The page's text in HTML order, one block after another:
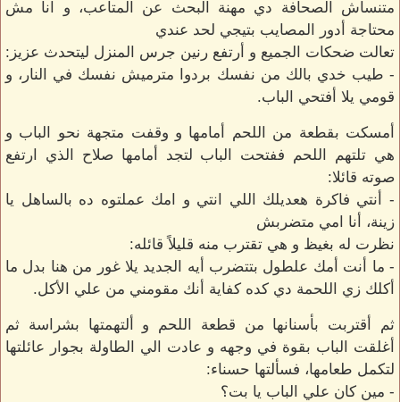
متنساش الصحافة دي مهنة البحث عن المتاعب، و انا مش
محتاجة أدور المصايب بتيجي لحد عندي
تعالت ضحكات الجميع و أرتفع رنين جرس المنزل ليتحدث عزيز:
- طيب خدي بالك من نفسك بردوا مترميش نفسك في النار، و
قومي يلا أفتحي الباب.
أمسكت بقطعة من اللحم أمامها و وقفت متجهة نحو الباب و
هي تلتهم اللحم ففتحت الباب لتجد أمامها صلاح الذي ارتفع
صوته قائلا:
- أنتي فاكرة هعديلك اللي انتي و امك عملتوه ده بالساهل يا
زينة، أنا امي متضربش
نظرت له بغيظ و هي تقترب منه قليلاً قائله:
- ما أنت أمك علطول بتتضرب أيه الجديد يلا غور من هنا بدل ما
أكلك زي اللحمة دي كده كفاية أنك مقومني من علي الأكل.
ثم أقتربت بأسنانها من قطعة اللحم و ألتهمتها بشراسة ثم
أغلقت الباب بقوة في وجهه و عادت الي الطاولة بجوار عائلتها
لتكمل طعامها، فسألتها حسناء:
- مين كان علي الباب يا بت؟